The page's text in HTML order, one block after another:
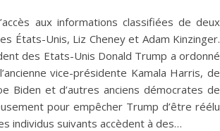
aux informations classifiées de deux
États-Unis, Liz Cheney et Adam Kinzinger.
des Etats-Unis Donald Trump a ordonné
vice-présidente Kamala Harris, de
Biden et d’autres anciens démocrates de
pour empêcher Trump d’être réélu
individus suivants accèdent à des…